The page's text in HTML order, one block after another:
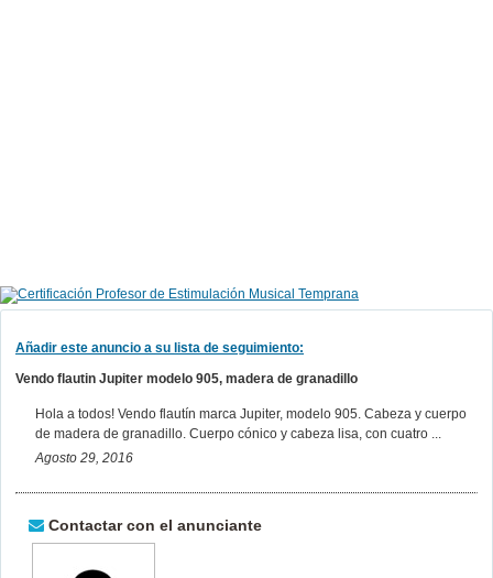
Añadir este anuncio a su lista de seguimiento:
Vendo flautin Jupiter modelo 905, madera de granadillo
Hola a todos! Vendo flautín marca Jupiter, modelo 905. Cabeza y cuerpo
de madera de granadillo. Cuerpo cónico y cabeza lisa, con cuatro ...
Agosto 29, 2016
Contactar con el anunciante